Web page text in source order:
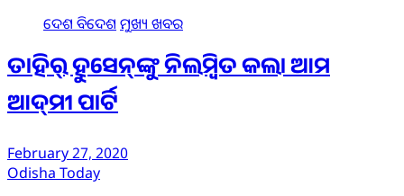
ଦେଶ ବିଦେଶ ମୁଖ୍ୟ ଖବର
ତାହିର୍‌ ହୁସେନ୍‌ଙ୍କୁ ନିଲମ୍ବିତ କଲା ଆମ
ଆଦ୍‌ମୀ ପାର୍ଟି
February 27, 2020
Odisha Today